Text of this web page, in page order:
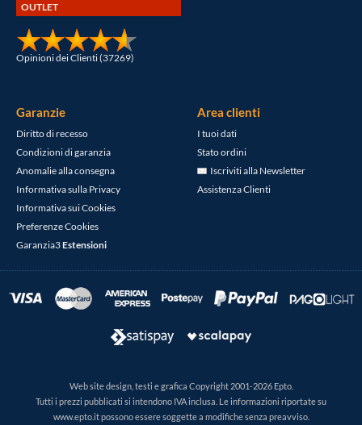
OUTLET
Opinioni dei Clienti (37269)
Garanzie
Diritto di recesso
Condizioni di garanzia
Anomalie alla consegna
Informativa sulla Privacy
Informativa sui Cookies
Preferenze Cookies
Garanzia3Estensioni
Area clienti
I tuoi dati
Stato ordini
Iscriviti alla Newsletter
Assistenza Clienti
Web site design, testi e grafica Copyright 2001-2026 Epto.
Tutti i prezzi pubblicati si intendono IVA inclusa. Le informazioni riportate su
www.epto.it possono essere soggette a modifiche senza preavviso.